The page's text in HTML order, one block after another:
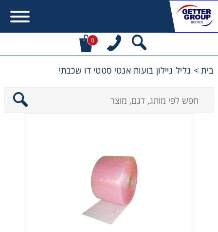
0
בית> גליל ניילון בועות אנטי סטטי דו שכבתי
Contact form not found.
מעונין לקבל הצעת מחיר או מידע עבור:
Chromatography
Concentration